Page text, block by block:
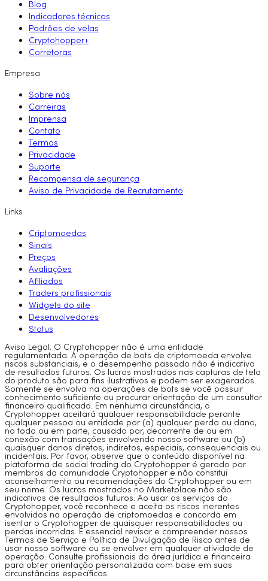
Blog
Indicadores técnicos
Padrões de velas
Cryptohopper+
Corretoras
Empresa
Sobre nós
Carreiras
Imprensa
Contato
Termos
Privacidade
Suporte
Recompensa de segurança
Aviso de Privacidade de Recrutamento
Links
Criptomoedas
Sinais
Preços
Avaliações
Afiliados
Traders profissionais
Widgets do site
Desenvolvedores
Status
Aviso Legal: O Cryptohopper não é uma entidade
regulamentada. A operação de bots de criptomoeda envolve
riscos substanciais, e o desempenho passado não é indicativo
de resultados futuros. Os lucros mostrados nas capturas de tela
do produto são para fins ilustrativos e podem ser exagerados.
Somente se envolva na operações de bots se você possuir
conhecimento suficiente ou procurar orientação de um consultor
financeiro qualificado. Em nenhuma circunstância, o
Cryptohopper aceitará qualquer responsabilidade perante
qualquer pessoa ou entidade por (a) qualquer perda ou dano,
no todo ou em parte, causado por, decorrente de ou em
conexão com transações envolvendo nosso software ou (b)
quaisquer danos diretos, indiretos, especiais, consequenciais ou
incidentais. Por favor, observe que o conteúdo disponível na
plataforma de social trading do Cryptohopper é gerado por
membros da comunidade Cryptohopper e não constitui
aconselhamento ou recomendações do Cryptohopper ou em
seu nome. Os lucros mostrados no Marketplace não são
indicativos de resultados futuros. Ao usar os serviços do
Cryptohopper, você reconhece e aceita os riscos inerentes
envolvidos na operação de criptomoedas e concorda em
isentar o Cryptohopper de quaisquer responsabilidades ou
perdas incorridas. É essencial revisar e compreender nossos
Termos de Serviço e Política de Divulgação de Risco antes de
usar nosso software ou se envolver em qualquer atividade de
operação. Consulte profissionais da área jurídica e financeira
para obter orientação personalizada com base em suas
circunstâncias específicas.